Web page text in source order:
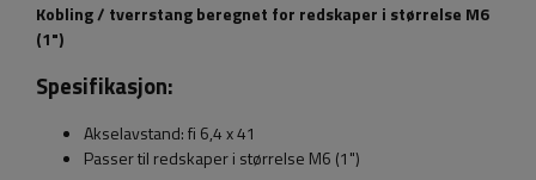
Kobling / tverrstang beregnet for redskaper i størrelse M6
(1")
Spesifikasjon:
Akselavstand: fi 6,4 x 41
Passer til redskaper i størrelse M6 (1")